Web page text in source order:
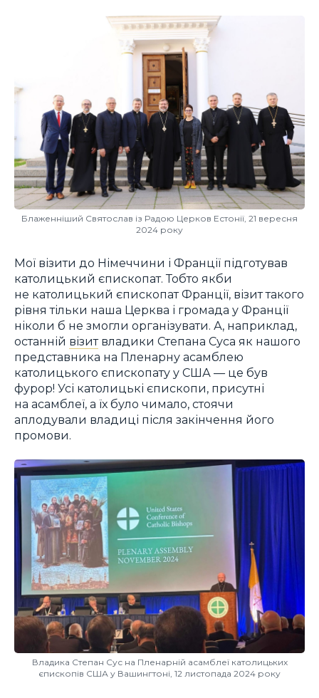
Блаженніший Святослав із Радою Церков Естонії, 21 вересня
2024 року
Мої візити до Німеччини і Франції підготував
католицький єпископат. Тобто якби
не католицький єпископат Франції, візит такого
рівня тільки наша Церква і громада у Франції
ніколи б не змогли організувати. А, наприклад,
останній візитвладики Степана Суса як нашого
представника на Пленарну асамблею
католицького єпископату у США — це був
фурор! Усі католицькі єпископи, присутні
на асамблеї, а їх було чимало, стоячи
аплодували владиці після закінчення його
промови.
Владика Степан Сус на Пленарній асамблеї католицьких
єпископів США у Вашингтоні, 12 листопада 2024 року